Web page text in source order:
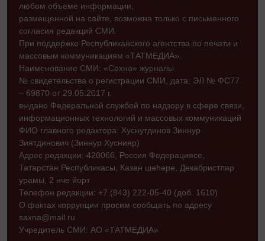
любом объеме информации,
размещенной на сайте, возможна только с письменного
согласия редакций СМИ.
При поддержке Республиканского агентства по печати и
массовым коммуникациям «ТАТМЕДИА».
Наименование СМИ: «Сәхнә» журналы
№ свидетельства о регистрации СМИ, дата: ЭЛ № ФС77
– 69870 от 29.05.2017 г.
выдано Федеральной службой по надзору в сфере связи,
информационных технологий и массовых коммуникаций
ФИО главного редактора: Хуснутдинов Зиннур
Зиятдинович (Зиннур Хуснияр)
Адрес редакции: 420066, Россия Федерациясе,
Татарстан Республикасы, Казан шәһәре, Декабристлар
урамы, 2 нче йорт
Телефон редакции: +7 (843) 222-05-40 (доб. 1610)
О фактах коррупции просим сообщать по адресу
saxna@mail.ru.
Учредитель СМИ: АО «ТАТМЕДИА»